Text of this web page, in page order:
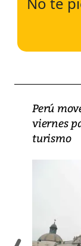
Perú
viernes
turismo